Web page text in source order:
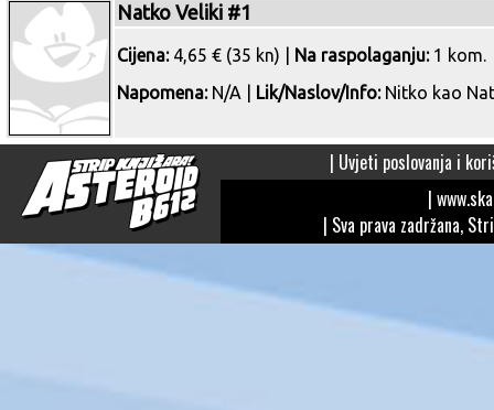
Natko Veliki #1
Cijena:4,65 € (35 kn) | Na raspolaganju:1 kom.
Napomena:N/A | Lik/Naslov/Info:Nitko kao
| Uvjeti poslovanja i
|
| Sva prava zadržana,